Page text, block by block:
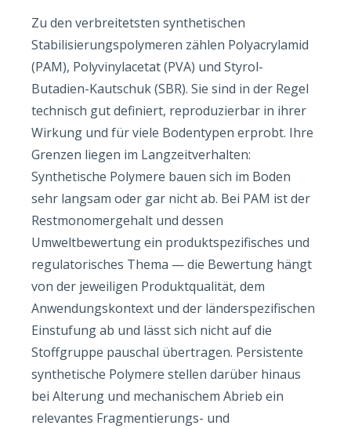
Zu den verbreitetsten synthetischen
Stabilisierungspolymeren zählen Polyacrylamid
(PAM), Polyvinylacetat (PVA) und Styrol-
Butadien-Kautschuk (SBR). Sie sind in der Regel
technisch gut definiert, reproduzierbar in ihrer
Wirkung und für viele Bodentypen erprobt. Ihre
Grenzen liegen im Langzeitverhalten:
Synthetische Polymere bauen sich im Boden
sehr langsam oder gar nicht ab. Bei PAM ist der
Restmonomergehalt und dessen
Umweltbewertung ein produktspezifisches und
regulatorisches Thema — die Bewertung hängt
von der jeweiligen Produktqualität, dem
Anwendungskontext und der länderspezifischen
Einstufung ab und lässt sich nicht auf die
Stoffgruppe pauschal übertragen. Persistente
synthetische Polymere stellen darüber hinaus
bei Alterung und mechanischem Abrieb ein
relevantes Fragmentierungs- und